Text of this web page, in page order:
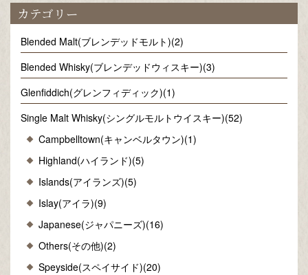
カテゴリー
Blended Malt(ブレンデッドモルト)(2)
Blended Whisky(ブレンデッドウィスキー)(3)
Glenfiddich(グレンフィディック)(1)
Single Malt Whisky(シングルモルトウイスキー)(52)
Campbelltown(キャンベルタウン)(1)
Highland(ハイランド)(5)
Islands(アイランズ)(5)
Islay(アイラ)(9)
Japanese(ジャパニーズ)(16)
Others(その他)(2)
Speyside(スペイサイド)(20)